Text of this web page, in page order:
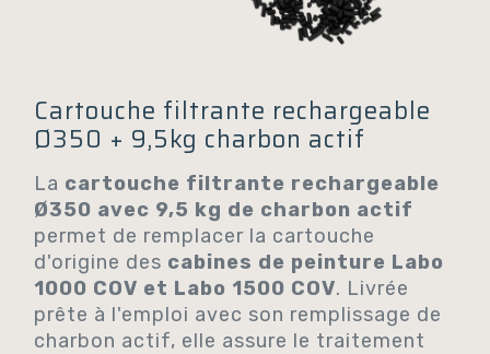
Cartouche filtrante rechargeable
Ø350 + 9,5kg charbon actif
La cartouche filtrante rechargeable
Ø350 avec 9,5 kg de charbon actif
permet de remplacer la cartouche
d'origine des cabines de peinture Labo
1000 COV et Labo 1500 COV. Livrée
prête à l'emploi avec son remplissage de
charbon actif, elle assure le traitement